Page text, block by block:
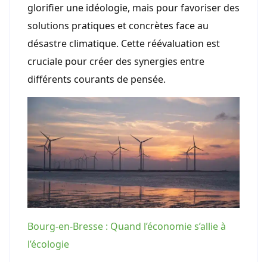
glorifier une idéologie, mais pour favoriser des
solutions pratiques et concrètes face au
désastre climatique. Cette réévaluation est
cruciale pour créer des synergies entre
différents courants de pensée.
Bourg-en-Bresse : Quand l’économie s’allie à
l’écologie